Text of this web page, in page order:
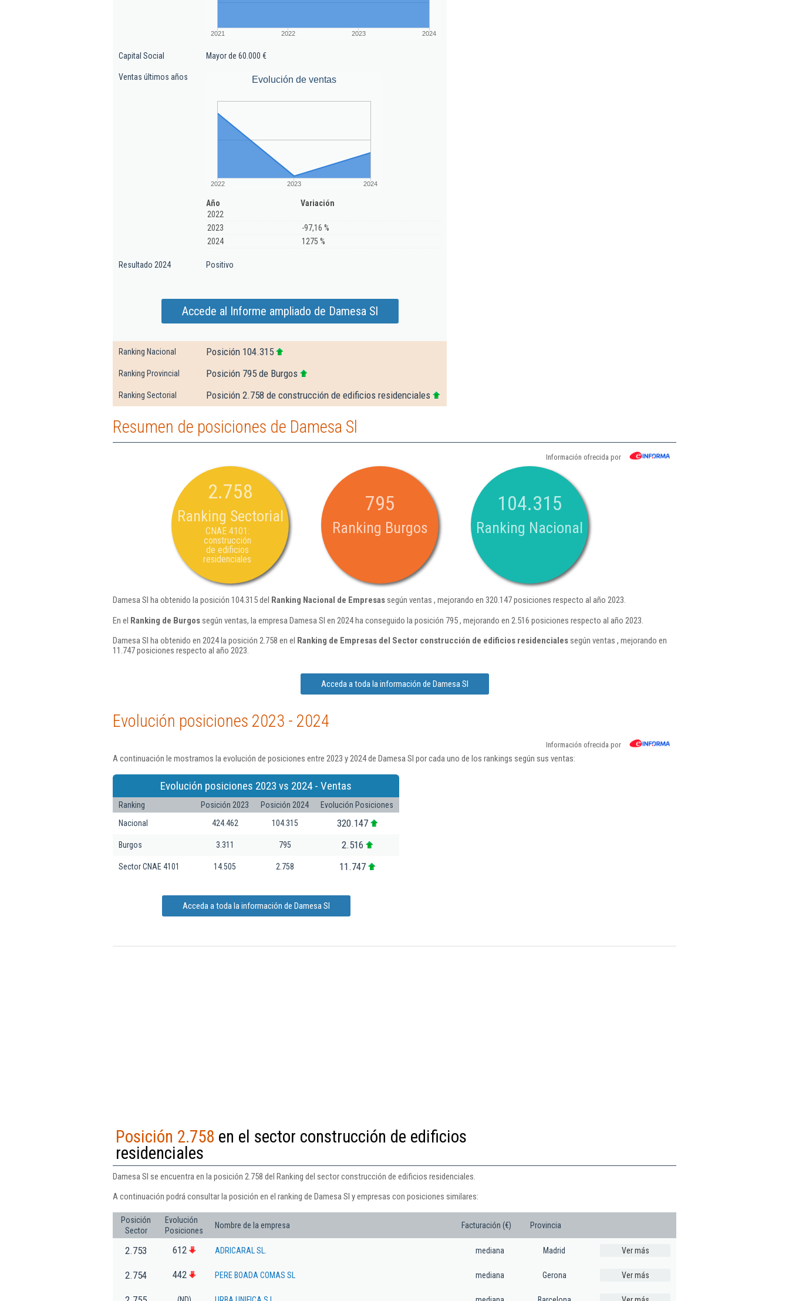
2021 2022 2023 2024
Capital Social Mayor de 60.000 €
Ventas últimos años Evolución de ventas
2022 2023 2024
Año
Variación
2022
2023
-97,16 %
2024
1275 %
Resultado 2024 Positivo
Accede al Informe ampliado de Damesa Sl
Ranking Nacional Posición 104.315
Ranking Provincial Posición 795 de Burgos
Ranking Sectorial Posición 2.758 de construcción de edificios residenciales
Resumen de posiciones de Damesa Sl
Información ofrecida por
2.758
Ranking Sectorial
CNAE 4101:
construcción
de edificios
residenciales
795
Ranking Burgos
104.315
Ranking Nacional
Damesa Sl ha obtenido la posición 104.315 del Ranking Nacional de Empresassegún ventas , mejorando en 320.147 posiciones respecto al año 2023.
En el Ranking de Burgossegún ventas, la empresa Damesa Sl en 2024 ha conseguido la posición 795 , mejorando en 2.516 posiciones respecto al año 2023.
Damesa Sl ha obtenido en 2024 la posición 2.758 en el Ranking de Empresas del Sector construcción de edificios residencialessegún ventas , mejorando en
11.747 posiciones respecto al año 2023.
Acceda a toda la información de Damesa Sl
Evolución posiciones 2023 - 2024
Información ofrecida por
A continuación le mostramos la evolución de posiciones entre 2023 y 2024 de Damesa Sl por cada uno de los rankings según sus ventas:
Evolución posiciones 2023 vs 2024 - Ventas
Ranking Posición 2023 Posición 2024
Evolución Posiciones
Nacional
424.462 104.315 320.147
Burgos 3.311 795 2.516
Sector CNAE 4101 14.505 2.758 11.747
Acceda a toda la información de Damesa Sl
Posición 2.758 en el sector construcción de edificios
residenciales
Damesa Sl se encuentra en la posición 2.758 del Ranking del sector construcción de edificios residenciales.
A continuación podrá consultar la posición en el ranking de Damesa Sl y empresas con posiciones similares:
Posición
Sector
Evolución
Posiciones
Nombre de la empresa Facturación (€) Provincia
2.753 612 ADRICARAL SL. mediana Madrid Ver más
2.754 442 PERE BOADA COMAS SL mediana Gerona Ver más